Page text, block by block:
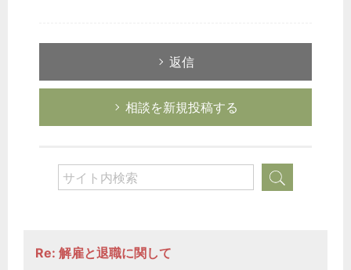
返信
相談を新規投稿する
Re: 解雇と退職に関して